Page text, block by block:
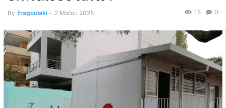
By fragoulaki - 2 Μαΐου 2025 0
15